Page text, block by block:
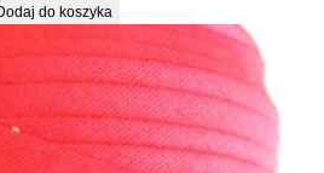
do koszyka